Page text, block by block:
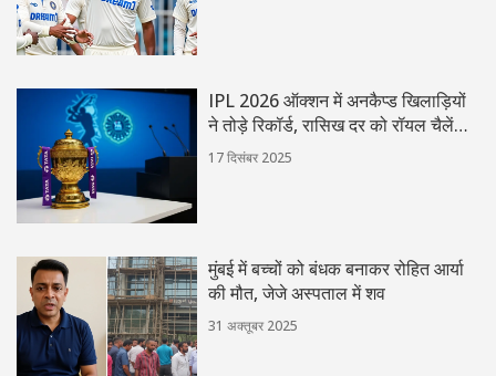
IPL 2026 ऑक्शन में अनकैप्ड खिलाड़ियों
ने तोड़े रिकॉर्ड, रासिख दर को रॉयल चैलेंजर्स
ने खरीदा ₹6 करोड़ में
17 दिसंबर 2025
मुंबई में बच्चों को बंधक बनाकर रोहित आर्या
की मौत, जेजे अस्पताल में शव
31 अक्तूबर 2025